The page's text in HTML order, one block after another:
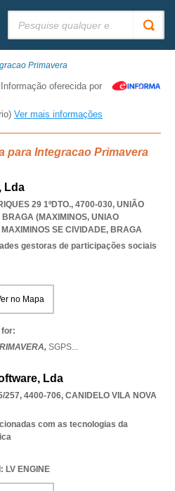
Primavera
Informação oferecida por
Ver mais informações
para Integracao Primavera
Lda
29 1ºDTO., 4700-030, UNIÃO
BRAGA (MAXIMINOS, UNIAO
SE CIVIDADE, BRAGA
gestoras de participações sociais
no Mapa
for:
SGPS...
Lda
257, 4400-706, CANIDELO VILA NOVA
com as tecnologias da
LV ENGINE